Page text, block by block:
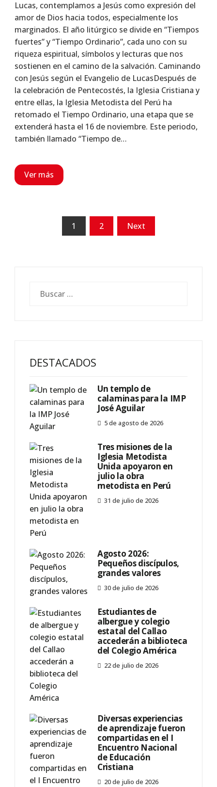
Lucas, contemplamos a Jesús como expresión del
amor de Dios hacia todos, especialmente los
marginados. El año litúrgico se divide en “Tiempos
fuertes” y “Tiempo Ordinario”, cada uno con su
riqueza espiritual, símbolos y lecturas que nos
sostienen en el camino de la salvación. Caminando
con Jesús según el Evangelio de LucasDespués de
la celebración de Pentecostés, la Iglesia Cristiana y
entre ellas, la Iglesia Metodista del Perú ha
retomado el Tiempo Ordinario, una etapa que se
extenderá hasta el 16 de noviembre. Este periodo,
también llamado “Tiempo de…
Ver más
1 2 Next
DESTACADOS
Un templo de
calaminas para la IMP
José Aguilar
5 de agosto de 2026
Tres misiones de la
Iglesia Metodista
Unida apoyaron en
julio la obra
metodista en Perú
31 de julio de 2026
Agosto 2026:
Pequeños discípulos,
grandes valores
30 de julio de 2026
Estudiantes de
albergue y colegio
estatal del Callao
accederán a biblioteca
del Colegio América
22 de julio de 2026
Diversas experiencias
de aprendizaje fueron
compartidas en el I
Encuentro Nacional
de Educación
Cristiana
20 de julio de 2026